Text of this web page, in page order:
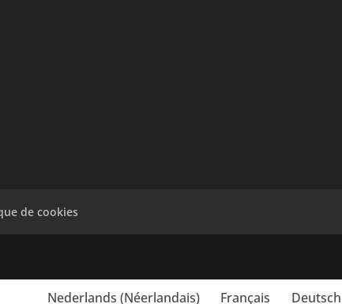
de cookies
Nederlands (Néerlandais) Français Deutsch